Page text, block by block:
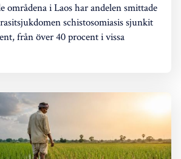
områdena i Laos har andelen smittade
schistosomiasis sjunkit
från över 40 procent i vissa